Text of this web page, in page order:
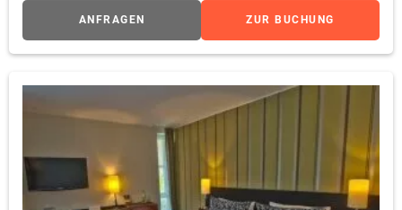
ANFRAGEN ZUR BUCHUNG